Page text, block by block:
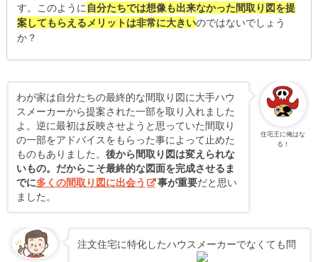
す。このように 自分たちでは想像も出来なかった間取り図を提
案してもらえるメリットは非常に大きいのではないでしょう
か？
住宅王に俺はな
る！
わが家は自分たちの最終的な間取り図に大手ハウ
スメーカーから提案された一部を取り入れました
よ。逆に最初は反映させようと思っていた間取り
の一部をアドバイスをもらった事によって止めた
ものもありました。 後から間取り図は変えられな
いもの。だからこそ最終的な図面を完成させるま
でに多くの間取り図に出会う 事が重要だと思い
ました。
注文住宅に特化したハウスメーカーでなくても問